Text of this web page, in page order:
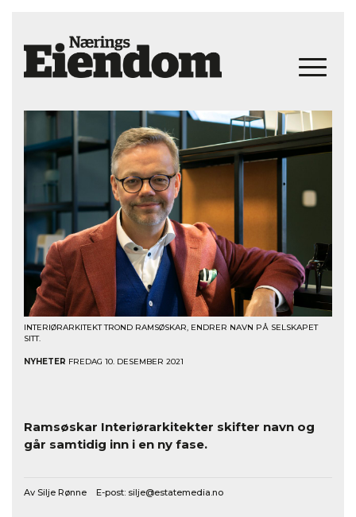
INTERIØRARKITEKT TROND RAMSØSKAR, ENDRER NAVN PÅ SELSKAPET
SITT.
NYHETER FREDAG 10. DESEMBER 2021
Ramsøskar Interiørarkitekter skifter navn og
går samtidig inn i en ny fase.
Av Silje Rønne E-post: silje@estatemedia.no